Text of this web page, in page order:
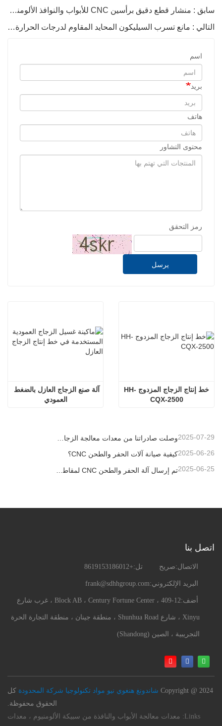
سابق : منشار قطع دقيق برأسين CNC للأبواب والنوافذ الألومنيوم
التالي : مانع تسرب السيليكون المحايد المقاوم لدرجات الحرارة العالية والمضاد للفطريات بسعر المصنع
اسم
بريد
هاتف
محتوى التشاور
رمز التحقق
يرسل
العمودي
خط إنتاج الزجاج المزدوج HH-
CQX-2500
2025-07-29
كيفية صيانة آلات الحفر والطحن CNC؟2025-06-26
2025-06-25
اتصل بنا
الاتصال:صريح تل:+8619153186012
البريد الإلكتروني:frank@sdhhgroup.com
أضف: 409-12 ، Block AB ، Century Fortune Center ، غرب شارع
Xinyu ، شارع Shunhua Road ، منطقة جينان ، منطقة التجارة الحرة
التجريبية ، الصين (Shandong)
Copyright @ 2024 شاندونغ هنغوي نيو مواد تكنولوجيا شركة المحدودة كل
الحقوق محفوظة.
Links:
معدات معالجة الأبواب والنافذة من سبيكة الألومنيوم ، معدات